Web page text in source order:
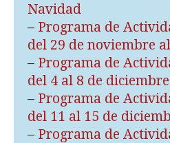
Navidad
– Programa de
del 29 de noviembre
– Programa de
del 4 al 8 de diciembre
– Programa de
del 11 al 15 de
– Programa de